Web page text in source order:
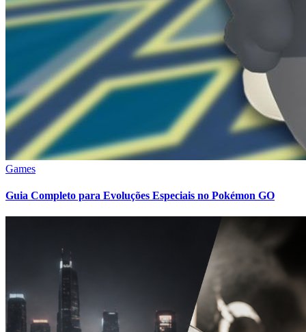
Games
Guia Completo para Evoluções Especiais no Pokémon GO